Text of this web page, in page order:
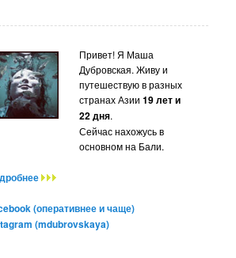
Привет! Я Маша
Дубровская. Живу и
путешествую в разных
странах Азии 19 лет и
22 дня.
Сейчас нахожусь в
основном на Бали.
(оперативнее и чаще)
(mdubrovskaya)